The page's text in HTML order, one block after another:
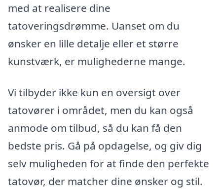
med at realisere dine
tatoveringsdrømme. Uanset om du
ønsker en lille detalje eller et større
kunstværk, er mulighederne mange.
Vi tilbyder ikke kun en oversigt over
tatovører i området, men du kan også
anmode om tilbud, så du kan få den
bedste pris. Gå på opdagelse, og giv dig
selv muligheden for at finde den perfekte
tatovør, der matcher dine ønsker og stil.